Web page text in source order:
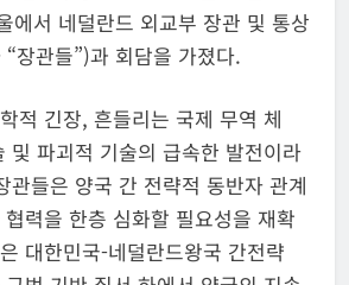
에서 네덜란드 외교부 장관 및 통상
장관들”)과 회담을 가졌다.
적 긴장, 흔들리는 국제 무역 체
및 파괴적 기술의 급속한 발전이라
관들은 양국 간 전략적 동반자 관계
력을 한층 심화할 필요성을 재확
대한민국-네덜란드왕국 간전략